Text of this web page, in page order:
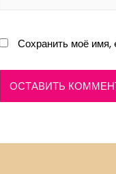
Сохранить моё